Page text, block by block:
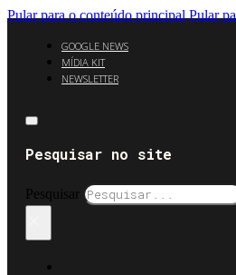
Pular para o conteúdo principal Pular
GOOGLE NEWS
MÍDIA KIT
NEWSLETTER
Pesquisar no site
Pesquisar